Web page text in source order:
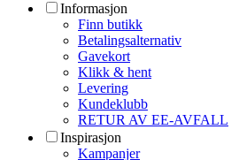
Informasjon
Finn butikk
Betalingsalternativ
Gavekort
Klikk & hent
Levering
Kundeklubb
RETUR AV EE-AVFALL
Inspirasjon
Kampanjer